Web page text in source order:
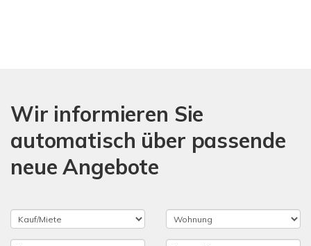
Wir informieren Sie
automatisch über passende
neue Angebote